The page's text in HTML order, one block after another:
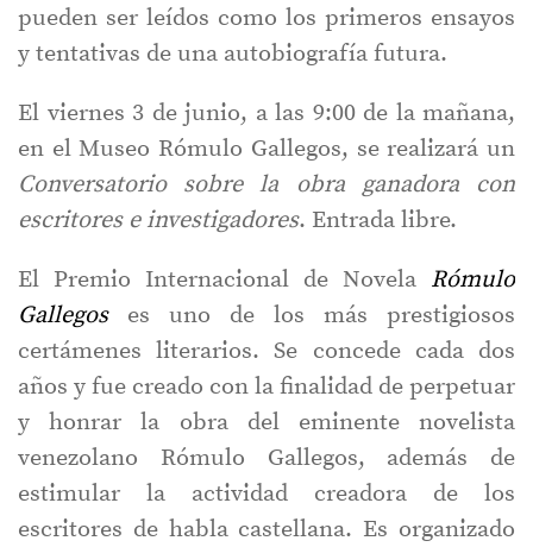
pueden ser leídos como los primeros ensayos
y tentativas de una autobiografía futura.
El viernes 3 de junio, a las 9:00 de la mañana,
en el Museo Rómulo Gallegos, se realizará un
Conversatorio sobre la obra ganadora con
escritores e investigadores. Entrada libre.
El Premio Internacional de Novela Rómulo
Gallegos
es uno de los más prestigiosos
certámenes literarios. Se concede cada dos
años y fue creado con la finalidad de perpetuar
y honrar la obra del eminente novelista
venezolano Rómulo Gallegos, además de
estimular la actividad creadora de los
escritores de habla castellana. Es organizado